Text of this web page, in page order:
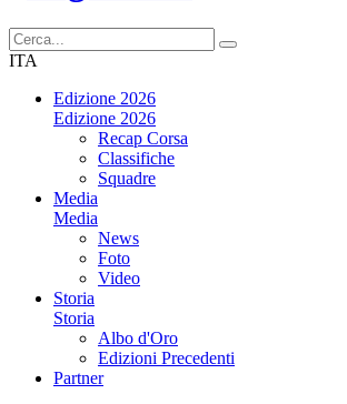
ITA
Edizione 2026
Edizione 2026
Recap Corsa
Classifiche
Squadre
Media
Media
News
Foto
Video
Storia
Storia
Albo d'Oro
Edizioni Precedenti
Partner